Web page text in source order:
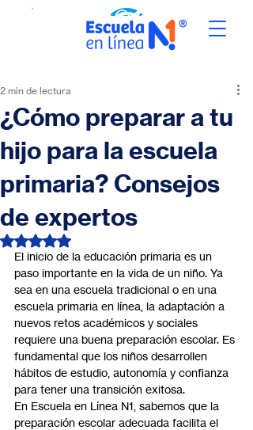
¿Cómo preparar a tu
hijo para la escuela
primaria? Consejos
de expertos
2 min de lectura
Obtuvo NaN de 5 estrellas.
El inicio de la educación primaria es un
paso importante en la vida de un niño. Ya
sea en una escuela tradicional o en una
escuela primaria en línea, la adaptación a
nuevos retos académicos y sociales
requiere una buena preparación escolar. Es
fundamental que los niños desarrollen
hábitos de estudio, autonomía y confianza
para tener una transición exitosa.
En Escuela en Línea N1, sabemos que la
preparación escolar adecuada facilita el